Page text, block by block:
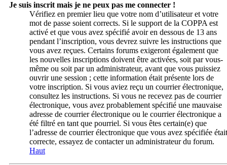
Je suis inscrit mais je ne peux pas me connecter !
Vérifiez en premier lieu que votre nom d’utilisateur et votre
mot de passe soient corrects. Si le support de la COPPA est
activé et que vous avez spécifié avoir en dessous de 13 ans
pendant l’inscription, vous devrez suivre les instructions que
vous avez reçues. Certains forums exigeront également que
les nouvelles inscriptions doivent être activées, soit par vous-
même ou soit par un administrateur, avant que vous puissiez
ouvrir une session ; cette information était présente lors de
votre inscription. Si vous aviez reçu un courrier électronique,
consultez les instructions. Si vous ne recevez pas de courrier
électronique, vous avez probablement spécifié une mauvaise
adresse de courrier électronique ou le courrier électronique a
été filtré en tant que pourriel. Si vous êtes certain(e) que
l’adresse de courrier électronique que vous avez spécifiée était
correcte, essayez de contacter un administrateur du forum.
Haut